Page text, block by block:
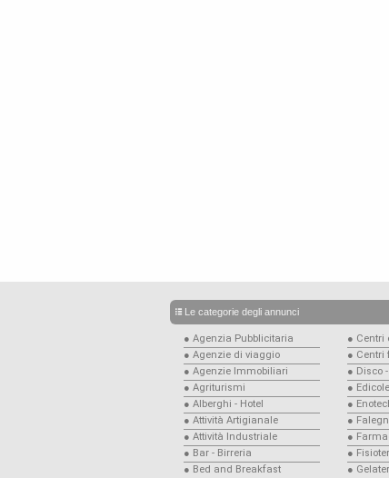
Le categorie degli annunci
● Agenzia Pubblicitaria
● Agenzie di viaggio
● Agenzie Immobiliari
● Agriturismi
● Alberghi - Hotel
● Attività Artigianale
● Attività Industriale
● Bar - Birreria
● Bed and Breakfast
● Centri
● Centri
● Disco
●
●
●
●
●
●